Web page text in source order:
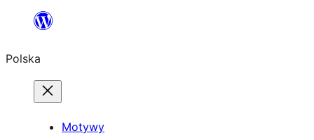
Przejdź
treści
Polska
Motywy